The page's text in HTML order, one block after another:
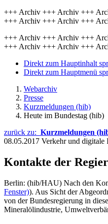
+++ Archiv +++ Archiv +++
+++ Archiv +++ Archiv +++
+++ Archiv +++ Archiv +++
+++ Archiv +++ Archiv +++
Direkt zum Hauptinhalt
Direkt zum Hauptmenü
Webarchiv
Presse
Kurzmeldungen (hib)
Heute im Bundestag (hib)
zurück zu: Kurzmeldungen
08.05.2017 Verkehr und
Kontakte der
Berlin: (hib/HAU) Nach den
Fenster)). Aus Sicht der
von der Bundesregierung in
Mineralölindustrie,